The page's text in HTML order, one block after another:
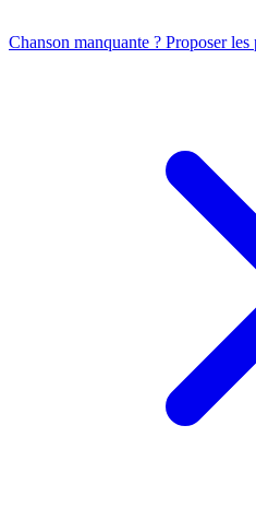
Chanson manquante ? Proposer les